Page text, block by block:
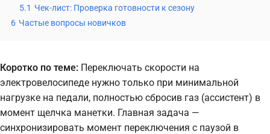
5.1 Чек-лист: Проверка готовности к сезону
6 Частые вопросы новичков
Коротко по теме: Переключать скорости на
электровелосипеде нужно только при минимальной
нагрузке на педали, полностью сбросив газ (ассистент) в
момент щелчка манетки. Главная задача —
синхронизировать момент переключения с паузой в